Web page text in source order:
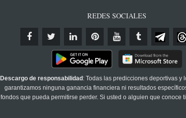
REDES SOCIALES
Descargo de responsabilidad : Todas las predicciones deportivas
garantizamos ninguna ganancia financiera ni resultados
fondos que pueda permitirse perder. Si usted o alguien que